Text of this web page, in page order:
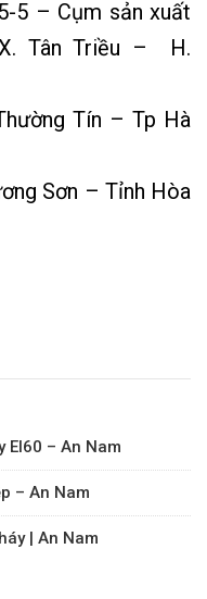
5 – Cụm sản xuất
Tân Triều – H.
Tín – Tp Hà
Sơn – Tỉnh Hòa
– An Nam
– An Nam
| An Nam